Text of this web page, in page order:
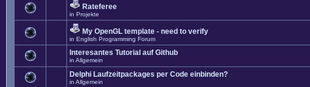
Rateferee
in Projekte
My OpenGL template - need to verify
in English Programming Forum
Interesantes Tutorial auf Github
in Allgemein
Delphi Laufzeitpackages per Code einbinden?
in Allgemein